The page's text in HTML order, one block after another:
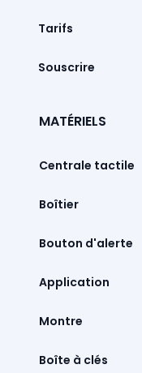
Tarifs
Souscrire
MATÉRIELS
Centrale tactile
Boîtier
Bouton d'alerte
Montre
Boîte à clés